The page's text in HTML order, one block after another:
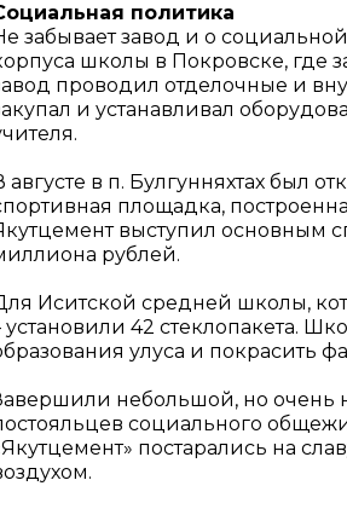
политика
забывает завод и о
школы в Покровске, где
проводил отделочные и
и устанавливал
августе в п. Булгунняхтах был
площадка,
выступил основным
рублей.
Иситской средней школы,
установили 42 стеклопакета.
улуса и покрасить
небольшой, но очень
социального
постарались на